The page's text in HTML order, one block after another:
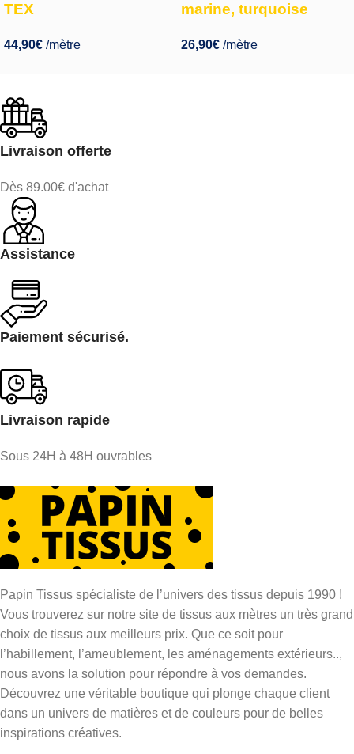
TEX
44,90€ /mètre
marine, turquoise
26,90€ /mètre
Livraison offerte
Dès 89.00€ d'achat
Assistance
Paiement sécurisé.
Livraison rapide
Sous 24H à 48H ouvrables
Papin Tissus spécialiste de l’univers des tissus depuis 1990 !
Vous trouverez sur notre site de tissus aux mètres un très grand
choix de tissus aux meilleurs prix. Que ce soit pour
l’habillement, l’ameublement, les aménagements extérieurs..,
nous avons la solution pour répondre à vos demandes.
Découvrez une véritable boutique qui plonge chaque client
dans un univers de matières et de couleurs pour de belles
inspirations créatives.